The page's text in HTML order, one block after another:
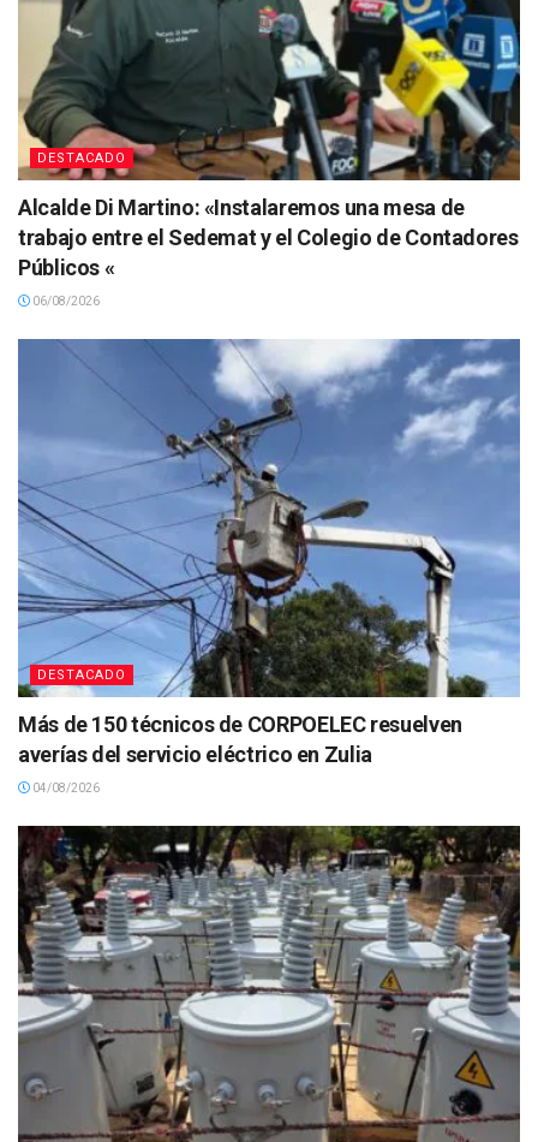
DESTACADO
Alcalde Di Martino: «Instalaremos una mesa de
trabajo entre el Sedemat y el Colegio de Contadores
Públicos «
06/08/2026
DESTACADO
Más de 150 técnicos de CORPOELEC resuelven
averías del servicio eléctrico en Zulia
04/08/2026